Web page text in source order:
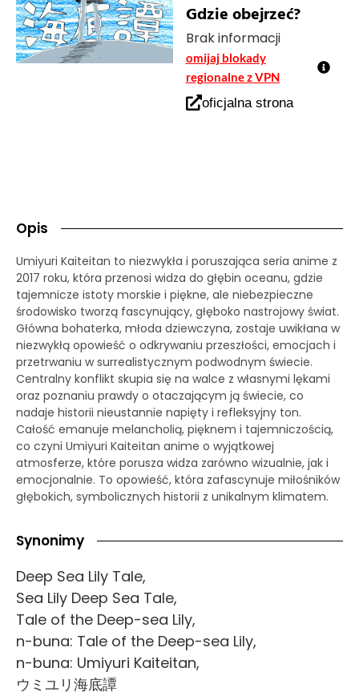
Gdzie obejrzeć?
Brak informacji
omijaj blokady
regionalne z VPN
oficjalna strona
Opis
Umiyuri Kaiteitan to niezwykła i poruszająca seria anime z
2017 roku, która przenosi widza do głębin oceanu, gdzie
tajemnicze istoty morskie i piękne, ale niebezpieczne
środowisko tworzą fascynujący, głęboko nastrojowy świat.
Główna bohaterka, młoda dziewczyna, zostaje uwikłana w
niezwykłą opowieść o odkrywaniu przeszłości, emocjach i
przetrwaniu w surrealistycznym podwodnym świecie.
Centralny konflikt skupia się na walce z własnymi lękami
oraz poznaniu prawdy o otaczającym ją świecie, co
nadaje historii nieustannie napięty i refleksyjny ton.
Całość emanuje melancholią, pięknem i tajemniczością,
co czyni Umiyuri Kaiteitan anime o wyjątkowej
atmosferze, które porusza widza zarówno wizualnie, jak i
emocjonalnie. To opowieść, która zafascynuje miłośników
głębokich, symbolicznych historii z unikalnym klimatem.
Synonimy
Deep Sea Lily Tale,
Sea Lily Deep Sea Tale,
Tale of the Deep-sea Lily,
n-buna: Tale of the Deep-sea Lily,
n-buna: Umiyuri Kaiteitan,
ウミユリ海底譚